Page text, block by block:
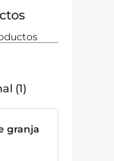
1
granja